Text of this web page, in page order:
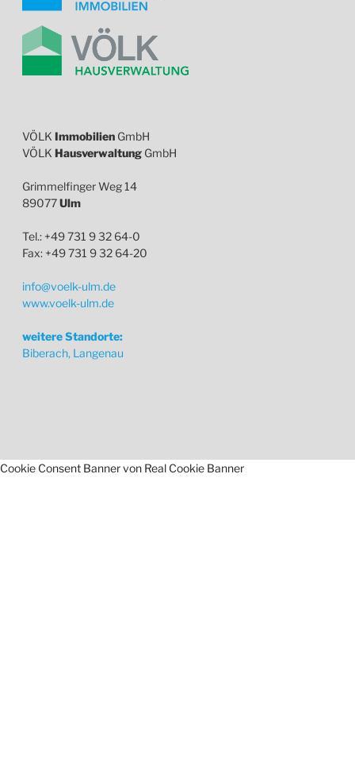
VÖLK Immobilien GmbH
VÖLK Hausverwaltung GmbH
Grimmelfinger Weg 14
89077Ulm
Tel.: +49 731 9 32 64-0
Fax: +49 731 9 32 64-20
info@voelk-ulm.de
www.voelk-ulm.de
weitere Standorte:
Biberach, Langenau
Cookie Consent Banner von Real Cookie Banner